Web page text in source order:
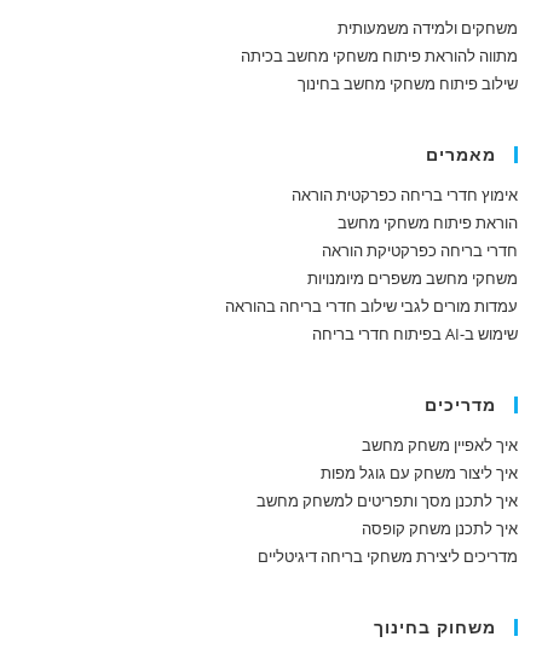
משחקים ולמידה משמעותית
מתווה להוראת פיתוח משחקי מחשב בכיתה
שילוב פיתוח משחקי מחשב בחינוך
מאמרים
אימוץ חדרי בריחה כפרקטית הוראה
הוראת פיתוח משחקי מחשב
חדרי בריחה כפרקטיקת הוראה
משחקי מחשב משפרים מיומנויות
עמדות מורים לגבי שילוב חדרי בריחה בהוראה
שימוש ב-AI בפיתוח חדרי בריחה
מדריכים
איך לאפיין משחק מחשב
איך ליצור משחק עם גוגל מפות
איך לתכנן מסך ותפריטים למשחק מחשב
איך לתכנן משחק קופסה
מדריכים ליצירת משחקי בריחה דיגיטליים
משחוק בחינוך